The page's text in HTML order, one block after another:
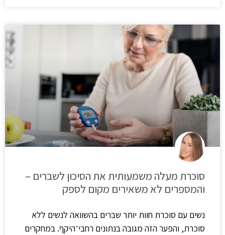
סוכרת מעלה משמעותית את הסיכון לשברים –
והמספרים לא משאירים מקום לספק
נשים עם סוכרת חוות יותר שברים בהשוואה לנשים ללא
סוכרת, והפער הזה מגובה בנתונים רחבי־היקף. במחקרים